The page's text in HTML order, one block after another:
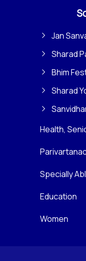
Jan
Sharad
Bhim
Sharad
Health,
Specially
Education
Women